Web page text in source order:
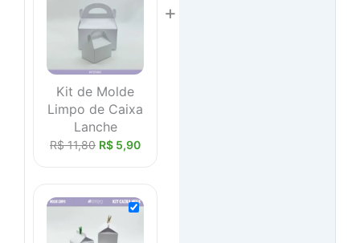
Kit de Molde
Limpo de Caixa
Lanche
R$11,80 R$ 5,90
+